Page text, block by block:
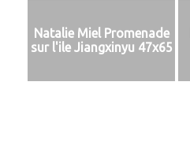
Natalie Miel Promenade
sur l'ile Jiangxinyu 47x65